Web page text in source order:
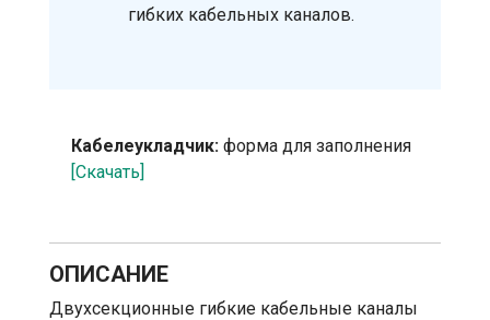
гибких кабельных каналов.
Кабелеукладчик: форма для заполнения
[Скачать]
ОПИСАНИЕ
Двухсекционные гибкие кабельные каналы